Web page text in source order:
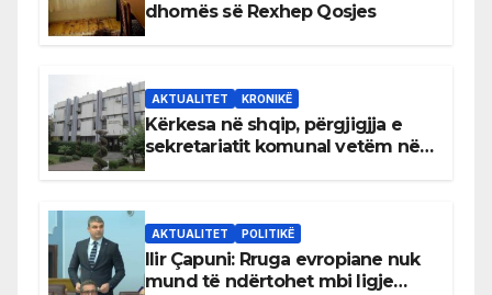
dhomës së Rexhep Qosjes
AKTUALITET KRONIKË
Kërkesa në shqip, përgjigjja e
sekretariatit komunal vetëm në
AKTUALITET POLITIKË
Ilir Çapuni: Rruga evropiane nuk
mund të ndërtohet mbi ligje